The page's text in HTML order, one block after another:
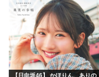
【日向坂46】 かほりん、ありの